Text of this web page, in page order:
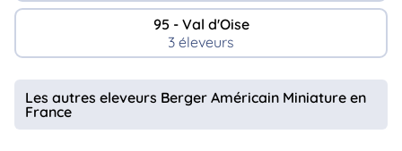
95 - Val d'Oise
3 éleveurs
Les autres eleveurs Berger Américain Miniature en
France